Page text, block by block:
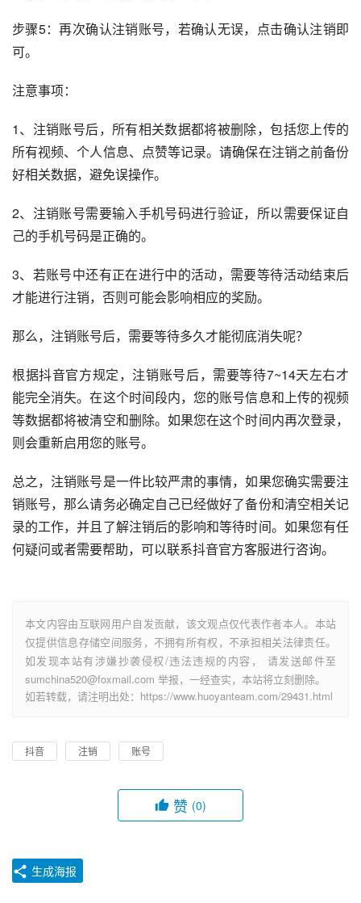
步骤5：再次确认注销账号，若确认无误，点击确认注销即
可。
注意事项：
1、注销账号后，所有相关数据都将被删除，包括您上传的
所有视频、个人信息、点赞等记录。请确保在注销之前备份
好相关数据，避免误操作。
2、注销账号需要输入手机号码进行验证，所以需要保证自
己的手机号码是正确的。
3、若账号中还有正在进行中的活动，需要等待活动结束后
才能进行注销，否则可能会影响相应的奖励。
那么，注销账号后，需要等待多久才能彻底消失呢？
根据抖音官方规定，注销账号后，需要等待7~14天左右才
能完全消失。在这个时间段内，您的账号信息和上传的视频
等数据都将被清空和删除。如果您在这个时间内再次登录，
则会重新启用您的账号。
总之，注销账号是一件比较严肃的事情，如果您确实需要注
销账号，那么请务必确定自己已经做好了备份和清空相关记
录的工作，并且了解注销后的影响和等待时间。如果您有任
何疑问或者需要帮助，可以联系抖音官方客服进行咨询。
本文内容由互联网用户自发贡献，该文观点仅代表作者本人。本站
仅提供信息存储空间服务，不拥有所有权，不承担相关法律责任。
如发现本站有涉嫌抄袭侵权/违法违规的内容， 请发送邮件至
sumchina520@foxmail.com 举报，一经查实，本站将立刻删除。
如若转载，请注明出处：https://www.huoyanteam.com/29431.html
抖音 注销 账号
赞 (0)
生成海报